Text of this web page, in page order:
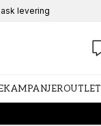
levering
KAMPANJEROUTLET